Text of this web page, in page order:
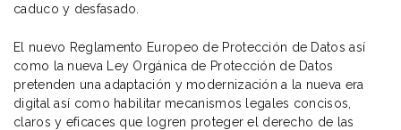
caduco y desfasado.
El nuevo Reglamento Europeo de Protección de Datos así
como la nueva Ley Orgánica de Protección de Datos
pretenden una adaptación y modernización a la nueva era
digital así como habilitar mecanismos legales concisos,
claros y eficaces que logren proteger el derecho de las